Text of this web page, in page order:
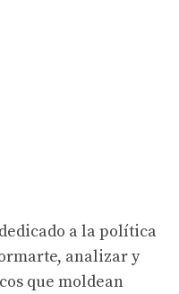
a la política
analizar y
que moldean